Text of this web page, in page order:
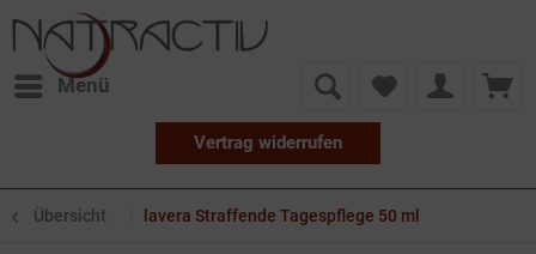
Menü
Vertrag widerrufen
Übersicht lavera Straffende Tagespflege 50 ml